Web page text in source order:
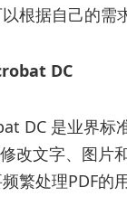
根据自己的需
DC
DC 是业界标
改文字、图片
繁处理PDF的